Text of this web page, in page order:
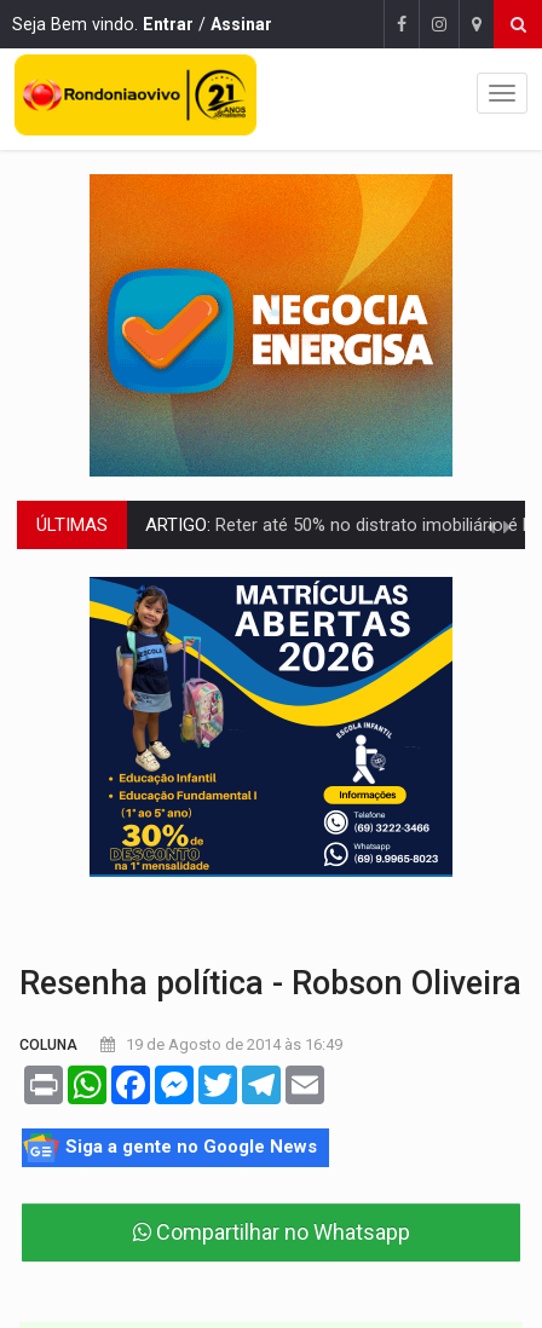
Seja Bem vindo. Entrar / Assinar
ÚLTIMAS DO HOSPITAL AO CAMPO: Veja as mais de 200 ações de Marcos
EXPANSÃO:Grupo Nova Era amplia presença em PVH e transforma Aramix
ROTA GLOBAL: PCC amplia presença internacional e transforma Brasil em
CONEXÃO RONDONIAOVIVO:Museólogo Antônio Ocampo conduz a história de
EXTENSÃO DE DANOS: Ferroviários pedem ao Iphan recuperação de área
VARIANDO O CARDÁPIO: Veja essa receita de carne assada para o
PREJUÍZO AOS ESTUDANTES:Greve dos professores em PVH é
POSSESSÃO DE DEBORAH LOGAN:Terror mistura mistério e filmagens
Resenha política - Robson Oliveira
COLUNA 19 de Agosto de 2014 às 16:49
Print WhatsAppFacebookMessenger
TwitterTelegram
Siga a gente no Google News
Compartilhar no Whatsapp